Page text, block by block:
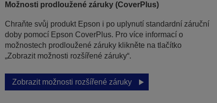
Možnosti prodloužené záruky (CoverPlus)
Chraňte svůj produkt Epson i po uplynutí standardní záruční
doby pomocí Epson CoverPlus. Pro více informací o
možnostech prodloužené záruky klikněte na tlačítko
„Zobrazit možnosti rozšířené záruky“.
Zobrazit možnosti rozšířené záruky